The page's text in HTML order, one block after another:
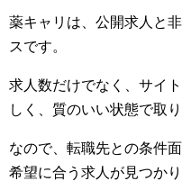
薬キャリは、公開求人と
スです。
求人数だけでなく、サイ
しく、質のいい状態で取
なので、転職先との条件
希望に合う求人が見つか